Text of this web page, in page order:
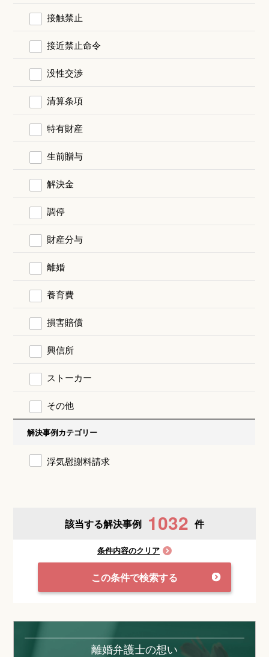
接触禁止
接近禁止命令
没性交渉
清算条項
特有財産
生前贈与
解決金
調停
財産分与
離婚
養育費
損害賠償
興信所
ストーカー
その他
解決事例カテゴリー
浮気慰謝料請求
該当する解決事例 1032 件
条件内容のクリア
この条件で検索する
離婚弁護士の想い